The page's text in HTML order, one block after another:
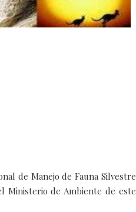
de Manejo de Fauna Silvestre
Ministerio de Ambiente de este